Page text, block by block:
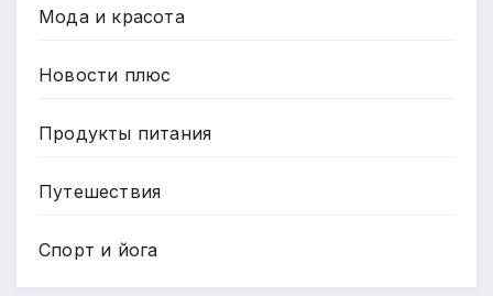
Мода и красота
Новости плюс
Продукты питания
Путешествия
Спорт и йога